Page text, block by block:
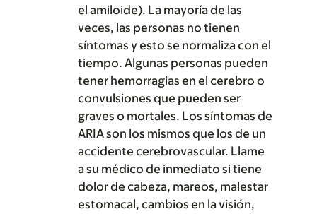
el amiloide). La mayoría de las
veces, las personas no tienen
síntomas y esto se normaliza con el
tiempo. Algunas personas pueden
tener hemorragias en el cerebro o
convulsiones que pueden ser
graves o mortales. Los síntomas de
ARIA son los mismos que los de un
accidente cerebrovascular. Llame
a su médico de inmediato si tiene
dolor de cabeza, mareos, malestar
estomacal, cambios en la visión,